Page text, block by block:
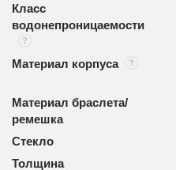
Класс
водонепроницаемости
Материал корпуса
Материал браслета/
ремешка
Стекло
Толщина